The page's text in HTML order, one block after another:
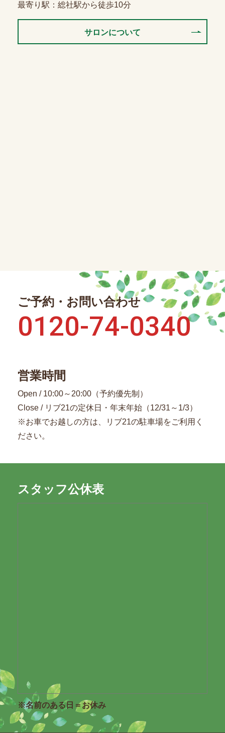
最寄り駅：総社駅から徒歩10分
サロンについて
スタッフ公休表
※名前のある日＝お休み
ご予約・お問い合わせ
0120-74-0340
営業時間
Open / 10:00～20:00（予約優先制）
Close / リブ21の定休日・年末年始（12/31～1/3）
※お車でお越しの方は、リブ21の駐車場をご利用く
ださい。